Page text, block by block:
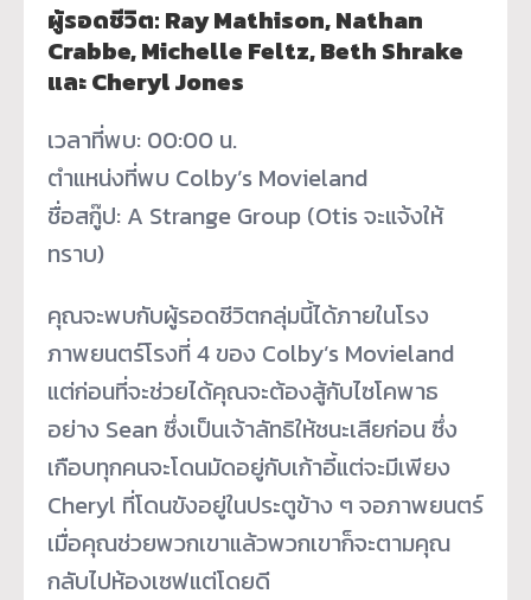
ผู้รอดชีวิต: Ray Mathison, Nathan
Crabbe, Michelle Feltz, Beth Shrake
และ Cheryl Jones
เวลาที่พบ: 00:00 น.
ตำแหน่งที่พบ Colby’s Movieland
ชื่อสกู๊ป: A Strange Group (Otis จะแจ้งให้
ทราบ)
คุณจะพบกับผู้รอดชีวิตกลุ่มนี้ได้ภายในโรง
ภาพยนตร์โรงที่ 4 ของ Colby’s Movieland
แต่ก่อนที่จะช่วยได้คุณจะต้องสู้กับไซโคพาธ
อย่าง Sean ซึ่งเป็นเจ้าลัทธิให้ชนะเสียก่อน ซึ่ง
เกือบทุกคนจะโดนมัดอยู่กับเก้าอี้แต่จะมีเพียง
Cheryl ที่โดนขังอยู่ในประตูข้าง ๆ จอภาพยนตร์
เมื่อคุณช่วยพวกเขาแล้วพวกเขาก็จะตามคุณ
กลับไปห้องเซฟแต่โดยดี